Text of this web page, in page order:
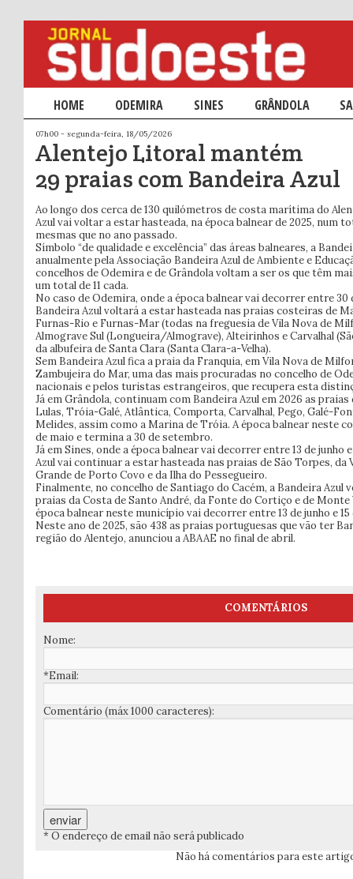
Menu principal
SALTAR PARA O CONTEÚDO PRIMÁRIO
SALTAR PARA O CONTEÚDO SECUNDÁRIO
HOME ODEMIRA SINES GRÂNDOLA
07h00 - segunda-feira, 18/05/2026
Alentejo Litoral mantém
29 praias com Bandeira Azul
Ao longo dos cerca de 130 quilómetros de costa marítima do
Azul vai voltar a estar hasteada, na época balnear de 2025, num
mesmas que no ano passado.
Símbolo “de qualidade e excelência” das áreas balneares, a
anualmente pela Associação Bandeira Azul de Ambiente e
concelhos de Odemira e de Grândola voltam a ser os que têm
um total de 11 cada.
No caso de Odemira, onde a época balnear vai decorrer entre 30
Bandeira Azul voltará a estar hasteada nas praias costeiras de
Furnas-Rio e Furnas-Mar (todas na freguesia de Vila Nova de
Almograve Sul (Longueira/Almograve), Alteirinhos e Carvalhal
da albufeira de Santa Clara (Santa Clara-a-Velha).
Sem Bandeira Azul fica a praia da Franquia, em Vila Nova de
Zambujeira do Mar, uma das mais procuradas no concelho de
nacionais e pelos turistas estrangeiros, que recupera esta
Já em Grândola, continuam com Bandeira Azul em 2026 as
Lulas, Tróia-Galé, Atlântica, Comporta, Carvalhal, Pego, Galé-
Melides, assim como a Marina de Tróia. A época balnear neste
de maio e termina a 30 de setembro.
Já em Sines, onde a época balnear vai decorrer entre 13 de junho
Azul vai continuar a estar hasteada nas praias de São Torpes, da
Grande de Porto Covo e da Ilha do Pessegueiro.
Finalmente, no concelho de Santiago do Cacém, a Bandeira Azul
praias da Costa de Santo André, da Fonte do Cortiço e de
época balnear neste município vai decorrer entre 13 de junho e
Neste ano de 2025, são 438 as praias portuguesas que vão ter
região do Alentejo, anunciou a ABAAE no final de abril.
COMENTÁRIOS
Nome:
*Email:
Comentário (máx 1000 caracteres):
* O endereço de email não será publicado
Não há comentários para este